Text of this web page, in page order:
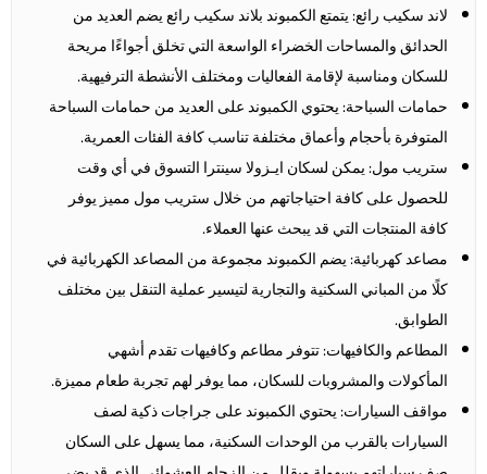
لاند سكيب رائع: يتمتع الكمبوند بلاند سكيب رائع يضم العديد من
الحدائق والمساحات الخضراء الواسعة التي تخلق أجواءًا مريحة
للسكان ومناسبة لإقامة الفعاليات ومختلف الأنشطة الترفيهية.
حمامات السباحة: يحتوي الكمبوند على العديد من حمامات السباحة
المتوفرة بأحجام وأعماق مختلفة تناسب كافة الفئات العمرية.
ستريب مول: يمكن لسكان ايـزولا سينترا التسوق في أي وقت
للحصول على كافة احتياجاتهم من خلال ستريب مول مميز يوفر
كافة المنتجات التي قد يبحث عنها العملاء.
مصاعد كهربائية: يضم الكمبوند مجموعة من المصاعد الكهربائية في
كلًا من المباني السكنية والتجارية لتيسير عملية التنقل بين مختلف
الطوابق.
المطاعم والكافيهات: تتوفر مطاعم وكافيهات تقدم أشهي
المأكولات والمشروبات للسكان، مما يوفر لهم تجربة طعام مميزة.
مواقف السيارات: يحتوي الكمبوند على جراجات ذكية لصف
السيارات بالقرب من الوحدات السكنية، مما يسهل على السكان